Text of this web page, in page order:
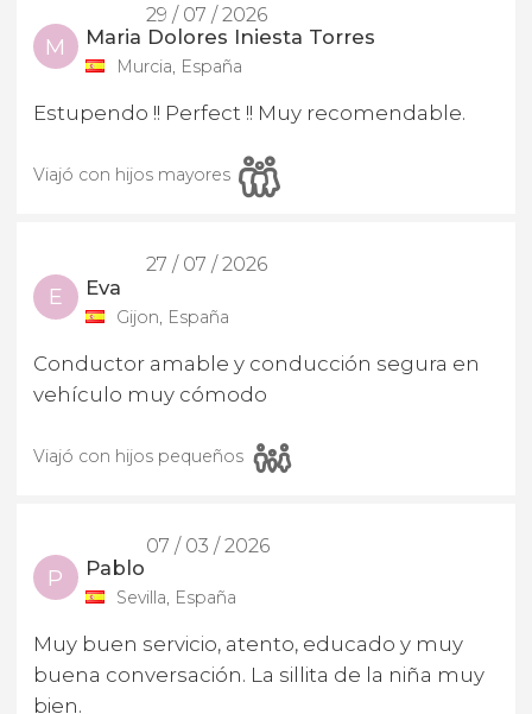
29 / 07 / 2026
M Maria Dolores Iniesta Torres
Murcia, España
Estupendo !! Perfect !! Muy recomendable.
Viajó con hijos mayores
27 / 07 / 2026
E Eva
Gijon, España
Conductor amable y conducción segura en
vehículo muy cómodo
Viajó con hijos pequeños
07 / 03 / 2026
P Pablo
Sevilla, España
Muy buen servicio, atento, educado y muy
buena conversación. La sillita de la niña muy
bien.